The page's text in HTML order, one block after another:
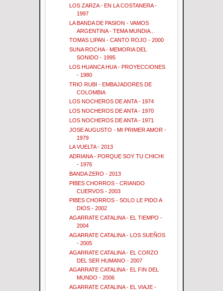
LOS ZARZA - EN LA COSTANERA -
1997
LA BANDA DE PASION - VAMOS
ARGENTINA - TEMA MUNDIA...
TOMAS LIPAN - CANTO ROJO - 2000
SUNA ROCHA - MEMORIA DEL
SONIDO - 1995
LOS HUANCA HUA - PROYECCIONES
- 1980
TRIO RUBI - EMBAJADORES DE
COLOMBIA
LOS NOCHEROS DE ANTA - 1974
LOS NOCHEROS DE ANTA - 1970
LOS NOCHEROS DE ANTA - 1971
JOSE AUGUSTO - MI PRIMER AMOR -
1979
LA VUELTA - 2013
ADRIANA - PORQUE SOY TU CHICHI
- 1976
BANDA ZERO - 2013
PIBES CHORROS - CRIANDO
CUERVOS - 2003
PIBES CHORROS - SOLO LE PIDO A
DIOS - 2002
AGARRATE CATALINA - EL TIEMPO -
2004
AGARRATE CATALINA - LOS SUEÑOS
- 2005
AGARRATE CATALINA - EL CORZO
DEL SER HUMANO - 2007
AGARRATE CATALINA - EL FIN DEL
MUNDO - 2006
AGARRATE CATALINA - EL VIAJE -